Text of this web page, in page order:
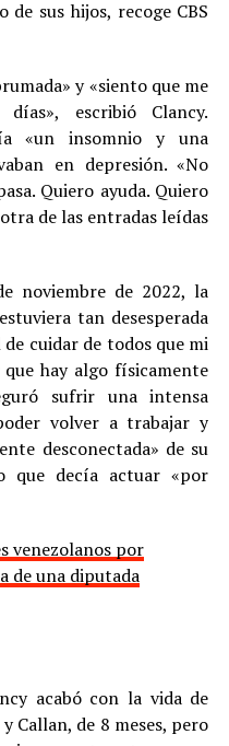
sus hijos, recoge CBS
y «siento que me
escribió Clancy.
«un insomnio y una
en depresión. «No
Quiero ayuda. Quiero
de las entradas leídas
noviembre de 2022, la
tan desesperada
cuidar de todos que mi
hay algo físicamente
sufrir una intensa
volver a trabajar y
desconectada» de su
que decía actuar «por
venezolanos por
de una diputada
acabó con la vida de
Callan, de 8 meses, pero